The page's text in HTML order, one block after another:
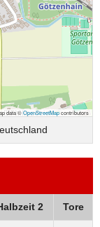
data ©OpenStreetMapcontributors
2 Tore